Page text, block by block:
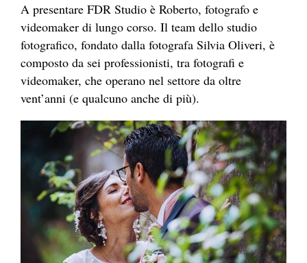
A presentare FDR Studio è Roberto, fotografo e
videomaker di lungo corso. Il team dello studio
fotografico, fondato dalla fotografa Silvia Oliveri, è
composto da sei professionisti, tra fotografi e
videomaker, che operano nel settore da oltre
vent’anni (e qualcuno anche di più).